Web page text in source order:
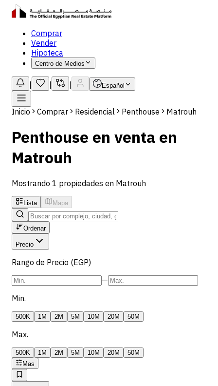
Comprar
Vender
Hipoteca
Centro de Medios
Español
Inicio Comprar Residencial Penthouse Matrouh
Penthouse en venta en
Matrouh
Mostrando 1 propiedades en Matrouh
Lista Mapa
Ordenar
Precio
Rango de Precio (EGP)
—
Min.
500K 1M 2M 5M 10M 20M 50M
Max.
500K 1M 2M 5M 10M 20M
50M
Mas